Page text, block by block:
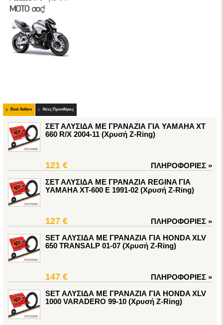
Best Sellers Νέες Προσθήκες
ΣΕΤ ΑΛΥΣΙΔΑ ΜΕ ΓΡΑΝΑΖΙΑ ΓΙΑ YAMAHA XT
660 R/X 2004-11 (Χρυσή Z-Ring)
121 € ΠΛΗΡΟΦΟΡΙΕΣ »
ΣΕΤ ΑΛΥΣΙΔΑ ΜΕ ΓΡΑΝΑΖΙΑ REGINA ΓΙΑ
YAMAHA XT-600 E 1991-02 (Χρυσή Z-Ring)
127 € ΠΛΗΡΟΦΟΡΙΕΣ »
SET ΑΛΥΣΙΔΑ ΜΕ ΓΡΑΝΑΖΙΑ ΓΙΑ HONDA XLV
650 TRANSALP 01-07 (Χρυσή Z-Ring)
147 € ΠΛΗΡΟΦΟΡΙΕΣ »
SET ΑΛΥΣΙΔΑ ΜΕ ΓΡΑΝΑΖΙΑ ΓΙΑ HONDA XLV
1000 VARADERO 99-10 (Χρυσή Z-Ring)